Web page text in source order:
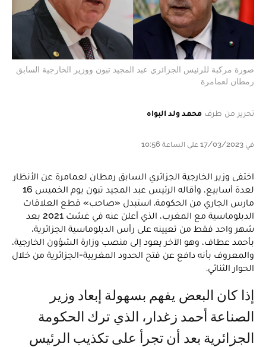
صورة مركبة للرئيس الجزائري عبد المجيد تبون ووزير الخارجية السابق
رمطان لعمامرة
تحرير من طرف محمد ولد البواه
في 17/03/2023 على الساعة 10:56
اختفى وزير الخارجية الجزائري السابق رمطان لعمامرة عن الأنظار
لعدة أسابيع، وأقاله الرئيس عبد المجيد تبون يوم الخميس 16
مارس الجاري من الحكومة. استبدل «صاحب» قطع العلاقات
الدبلوماسية مع المغرب، الذي أعلن عنه في غشت 2021 بعد
شهر واحد فقط من تعيينه على رأس الدبلوماسية الجزائرية،
بأحمد عطاف، وهو الآخر يعود إلى منصب وزارة الشؤون الخارجية،
والمعروف بأنه دافع عن فتح الحدود المغربية-الجزائرية من خلال
الحوار الثنائي.
الصناعة أحمد زغدار، الذي ترك الحكومة
الجزائرية بعد أن تجرأ على تكذيب الرئيس